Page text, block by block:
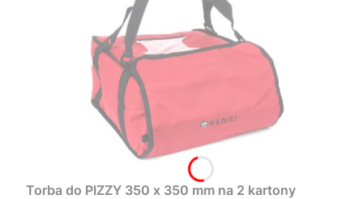
Torba do PIZZY 350 x 350 mm na 2 kartony